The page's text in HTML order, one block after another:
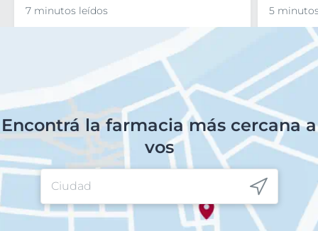
7 minutos leídos 5
Encontrá la farmacia más cercana a
vos